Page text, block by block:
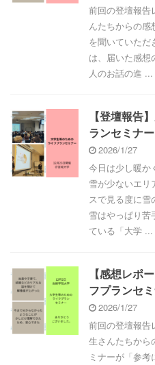
前回の登壇報告
んたちからの感
を聞いていただ
は、届いた感想
人のお話の進 ...
【登壇報告
ランセミナ
2026/1/27
今日は少し暖か
雪が少ないエリ
スで見る度に雪
雪はやっぱり苦
ている「大学 ...
【感想レポ
フプランセ
2026/1/27
前回の登壇報告
生さんたちから
ミナーが「参